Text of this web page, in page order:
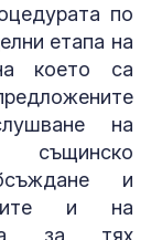
по
етапа на
което са
на
същинско
и
и на
за тях